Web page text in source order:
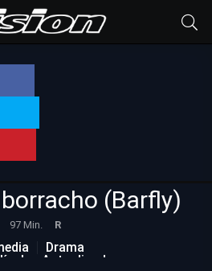
borracho (Barfly)
97 Min. R
Drama
Actualizadas